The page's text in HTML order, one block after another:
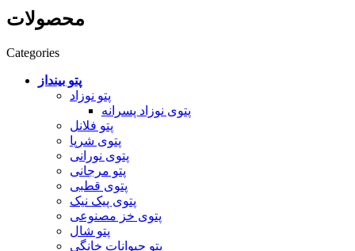
محصولات
Categories
پتو بینداز
پتو نوزاد
پتوی نوزاد پسرانه
پتو فلانل
پتوی شرپا
پتوی نورانی
پتو مرجانی
پتوی قطبی
پتوی پیک نیک
پتوی خز مصنوعی
پتو شال
پتو حیوانات خانگی